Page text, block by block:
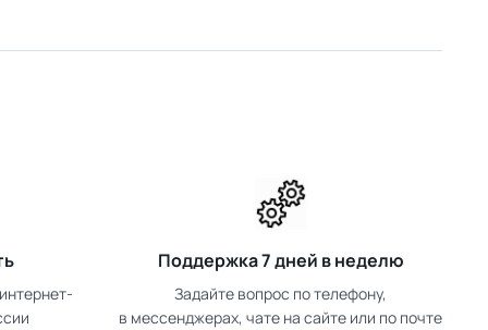
Поддержка 7 дней в неделю
Задайте вопрос по телефону,
в мессенджерах, чате на сайте или по почте